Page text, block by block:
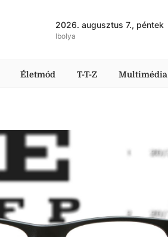
2026. augusztus 7., péntek
Ibolya
Életmód T-T-Z Multimédia